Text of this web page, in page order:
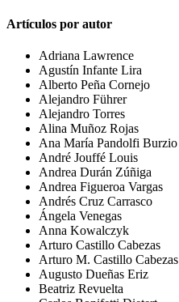
Artículos por autor
Adriana Lawrence
Agustín Infante Lira
Alberto Peña Cornejo
Alejandro Führer
Alejandro Torres
Alina Muñoz Rojas
Ana María Pandolfi Burzio
André Jouffé Louis
Andrea Durán Zúñiga
Andrea Figueroa Vargas
Andrés Cruz Carrasco
Ángela Venegas
Anna Kowalczyk
Arturo Castillo Cabezas
Arturo M. Castillo Cabezas
Augusto Dueñas Eriz
Beatriz Revuelta